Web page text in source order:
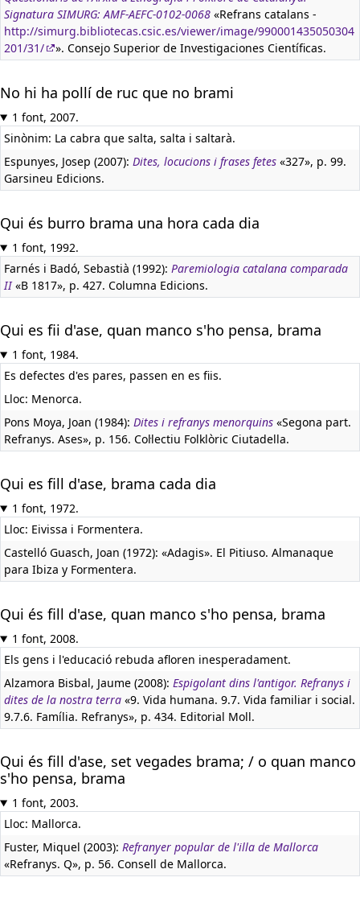
Signatura SIMURG: AMF-AEFC-0102-0068 «Refrans catalans -
http://simurg.bibliotecas.csic.es/viewer/image/990001435050304
201/31/
». Consejo Superior de Investigaciones Científicas.
No hi ha pollí de ruc que no brami
1 font, 2007.
Sinònim: La cabra que salta, salta i saltarà.
Espunyes, Josep (2007): Dites, locucions i frases fetes «327», p. 99.
Garsineu Edicions.
Qui és burro brama una hora cada dia
1 font, 1992.
Farnés i Badó, Sebastià (1992): Paremiologia catalana comparada
II«B 1817», p. 427. Columna Edicions.
Qui es fii d'ase, quan manco s'ho pensa, brama
1 font, 1984.
Es defectes d'es pares, passen en es fiis.
Lloc: Menorca.
Pons Moya, Joan (1984): Dites i refranys menorquins «Segona part.
Refranys. Ases», p. 156. Col·lectiu Folklòric Ciutadella.
Qui es fill d'ase, brama cada dia
1 font, 1972.
Lloc: Eivissa i Formentera.
Castelló Guasch, Joan (1972): «Adagis». El Pitiuso. Almanaque
para Ibiza y Formentera.
Qui és fill d'ase, quan manco s'ho pensa, brama
1 font, 2008.
Els gens i l'educació rebuda afloren inesperadament.
Alzamora Bisbal, Jaume (2008): Espigolant dins l'antigor. Refranys i
dites de la nostra terra «9. Vida humana. 9.7. Vida familiar i social.
9.7.6. Família. Refranys», p. 434. Editorial Moll.
Qui és fill d'ase, set vegades brama; / o quan manco
s'ho pensa, brama
1 font, 2003.
Lloc: Mallorca.
Fuster, Miquel (2003): Refranyer popular de l'illa de Mallorca
«Refranys. Q», p. 56. Consell de Mallorca.